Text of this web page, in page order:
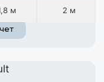
м
2 м